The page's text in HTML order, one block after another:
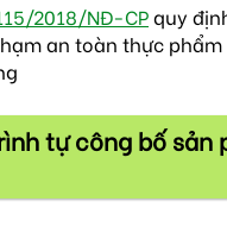
2018/NĐ-CPquy
an toàn thực
tự công bố sản